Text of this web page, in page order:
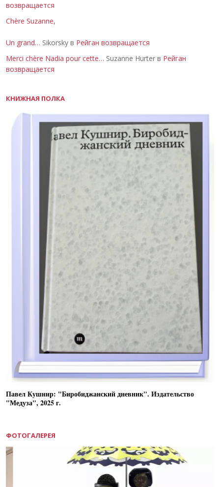
возвращается
Chère Suzanne,
Un grand… Sikorsky в Рейган возвращается
Merci chère Nadia pour cette… Suzanne Hurter в Рейган
возвращается
КНИЖНАЯ ПОЛКА
Павел Кушнир: "Биробиджанский дневник". Издательство
"Медуза", 2025 г.
ФОТОГАЛЕРЕЯ